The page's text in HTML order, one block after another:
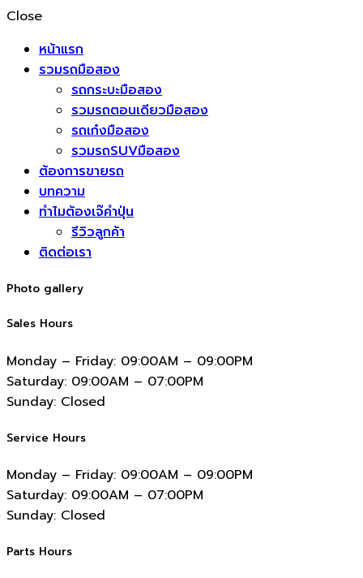
Close
หน้าแรก
รวมรถมือสอง
รถกระบะมือสอง
รวมรถตอนเดียวมือสอง
รถเก๋งมือสอง
รวมรถSUVมือสอง
ต้องการขายรถ
บทความ
ทำไมต้องเจ๊คำปุ่น
รีวิวลูกค้า
ติดต่อเรา
Photo gallery
Sales Hours
Monday – Friday: 09:00AM – 09:00PM
Saturday: 09:00AM – 07:00PM
Sunday: Closed
Service Hours
Monday – Friday: 09:00AM – 09:00PM
Saturday: 09:00AM – 07:00PM
Sunday: Closed
Parts Hours